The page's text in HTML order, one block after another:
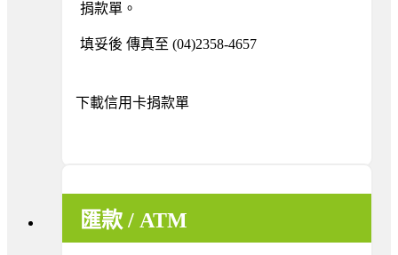
捐款單。
填妥後 傳真至 (04)2358-4657
下載信用卡捐款單
匯款 / ATM